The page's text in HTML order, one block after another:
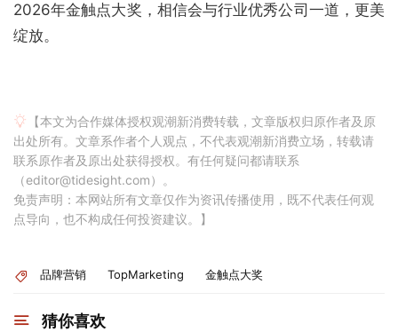
2026年金触点大奖，相信会与行业优秀公司一道，更美
绽放。
【本文为合作媒体授权观潮新消费转载，文章版权归原作者及原
出处所有。文章系作者个人观点，不代表观潮新消费立场，转载请
联系原作者及原出处获得授权。有任何疑问都请联系
（editor@tidesight.com）。
免责声明：本网站所有文章仅作为资讯传播使用，既不代表任何观
点导向，也不构成任何投资建议。】
品牌营销 TopMarketing 金触点大奖
猜你喜欢